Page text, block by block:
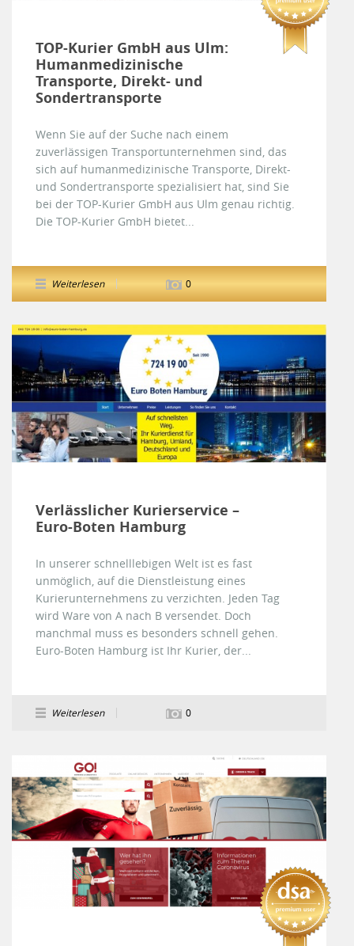
TOP-Kurier GmbH aus Ulm:
Humanmedizinische
Transporte, Direkt- und
Sondertransporte
Wenn Sie auf der Suche nach einem
zuverlässigen Transportunternehmen sind, das
sich auf humanmedizinische Transporte, Direkt-
und Sondertransporte spezialisiert hat, sind Sie
bei der TOP-Kurier GmbH aus Ulm genau richtig.
Die TOP-Kurier GmbH bietet...
Weiterlesen 0
Verlässlicher Kurierservice –
Euro-Boten Hamburg
In unserer schnelllebigen Welt ist es fast
unmöglich, auf die Dienstleistung eines
Kurierunternehmens zu verzichten. Jeden Tag
wird Ware von A nach B versendet. Doch
manchmal muss es besonders schnell gehen.
Euro-Boten Hamburg ist Ihr Kurier, der...
Weiterlesen 0